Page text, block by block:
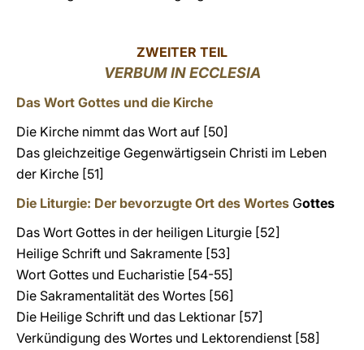
ZWEITER TEIL
VERBUM IN ECCLESIA
Das Wort Gottes und die Kirche
Die Kirche nimmt das Wort auf [50]
Das gleichzeitige Gegenwärtigsein Christi im Leben
der Kirche [51]
Die Liturgie: Der bevorzugte Ort des Wortes Gottes
Das Wort Gottes in der heiligen Liturgie [52]
Heilige Schrift und Sakramente [53]
Wort Gottes und Eucharistie [54-55]
Die Sakramentalität des Wortes [56]
Die Heilige Schrift und das Lektionar [57]
Verkündigung des Wortes und Lektorendienst [58]